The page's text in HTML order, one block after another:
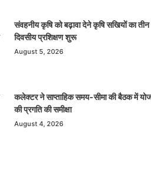
संवहनीय कृषि को बढ़ावा देने कृषि सखियों का तीन
दिवसीय प्रशिक्षण शुरू
August 5, 2026
कलेक्टर ने साप्ताहिक समय-सीमा की बैठक में
की प्रगति की समीक्षा
August 4, 2026